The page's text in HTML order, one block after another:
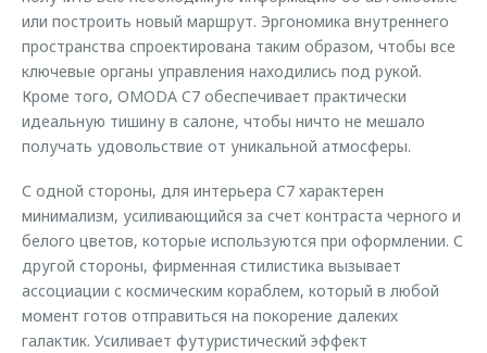
или построить новый маршрут. Эргономика внутреннего
пространства спроектирована таким образом, чтобы все
ключевые органы управления находились под рукой.
Кроме того, OMODA C7 обеспечивает практически
идеальную тишину в салоне, чтобы ничто не мешало
получать удовольствие от уникальной атмосферы.
С одной стороны, для интерьера C7 характерен
минимализм, усиливающийся за счет контраста черного и
белого цветов, которые используются при оформлении. С
другой стороны, фирменная стилистика вызывает
ассоциации с космическим кораблем, который в любой
момент готов отправиться на покорение далеких
галактик. Усиливает футуристический эффект